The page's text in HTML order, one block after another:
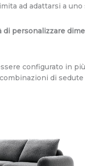
ad adattarsi a
personalizzare
configurato in
di